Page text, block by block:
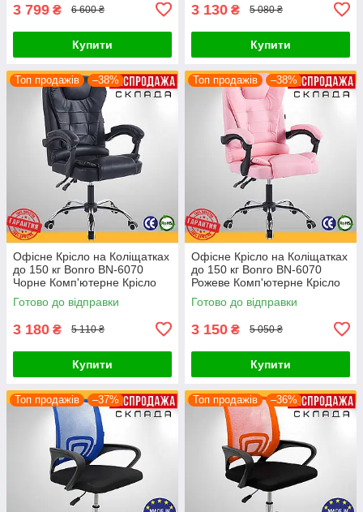
3 799 ₴ 6 600 ₴
Купити
3 130 ₴ 5 080 ₴
Купити
Топ продажів –38%
Офісне Крісло на Коліщатках
до 150 кг Bonro BN-6070
Чорне Комп'ютерне Крісло
Керівника для Офісу
Поворотне
Готово до відправки
3 180 ₴ 5 110 ₴
Купити
Топ продажів –38%
Офісне Крісло на Коліщатках
до 150 кг Bonro BN-6070
Рожеве Комп'ютерне Крісло
Керівника для Офісу
Поворотне
Готово до відправки
3 150 ₴ 5 050 ₴
Купити
Топ продажів –37% Топ продажів –36%